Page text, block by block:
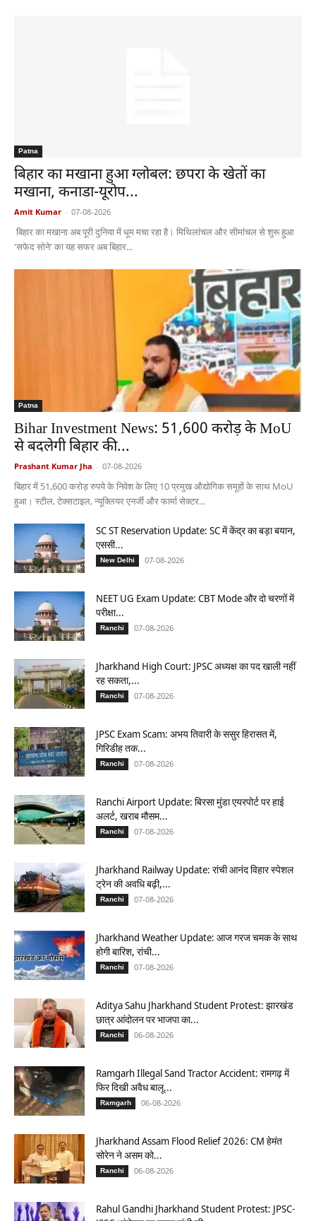
Patna
बिहार का मखाना हुआ ग्लोबल: छपरा के खेतों का
मखाना, कनाडा-यूरोप...
Amit Kumar - 07-08-2026
बिहार का मखाना अब पूरी दुनिया में धूम मचा रहा है। मिथिलांचल और सीमांचल से शुरू हुआ
'सफेद सोने' का यह सफर अब बिहार...
Patna
Bihar Investment News: 51,600 करोड़ के MoU
से बदलेगी बिहार की...
Prashant Kumar Jha - 07-08-2026
बिहार में 51,600 करोड़ रुपये के निवेश के लिए 10 प्रमुख औद्योगिक समूहों के साथ MoU
हुआ। स्टील, टेक्सटाइल, न्यूक्लियर एनर्जी और फार्मा सेक्टर...
SC ST Reservation Update: SC में केंद्र का बड़ा बयान,
एससी...
New Delhi 07-08-2026
NEET UG Exam Update: CBT Mode और दो चरणों में
परीक्षा...
Ranchi 07-08-2026
Jharkhand High Court: JPSC अध्यक्ष का पद खाली नहीं
रह सकता,...
Ranchi 07-08-2026
JPSC Exam Scam: अभय तिवारी के ससुर हिरासत में,
गिरिडीह तक...
Ranchi 07-08-2026
Ranchi Airport Update: बिरसा मुंडा एयरपोर्ट पर हाई
अलर्ट, खराब मौसम...
Ranchi 07-08-2026
Jharkhand Railway Update: रांची आनंद विहार स्पेशल
ट्रेन की अवधि बढ़ी,...
Ranchi 07-08-2026
Jharkhand Weather Update: आज गरज चमक के साथ
होगी बारिश, रांची...
Ranchi 07-08-2026
Aditya Sahu Jharkhand Student Protest: झारखंड
छात्र आंदोलन पर भाजपा का...
Ranchi 06-08-2026
Ramgarh Illegal Sand Tractor Accident: रामगढ़ में
फिर दिखी अवैध बालू...
Ramgarh 06-08-2026
Jharkhand Assam Flood Relief 2026: CM हेमंत
सोरेन ने असम को...
Ranchi 06-08-2026
Rahul Gandhi Jharkhand Student Protest: JPSC-